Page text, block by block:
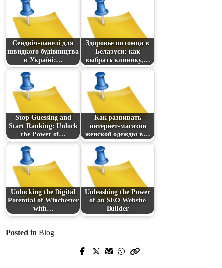
Сендвіч-панелі для
швидкого будівництва
в Україні:…
Здоровье питомца в
Беларуси: как
выбрать клинику,…
Stop Guessing and
Start Ranking: Unlock
the Power of…
Как развивать
интернет-магазин
женской одежды в…
Unlocking the Digital
Potential of Winchester
with…
Unleashing the Power
of an SEO Website
Builder
Posted in Blog
Prev Post
Next Post